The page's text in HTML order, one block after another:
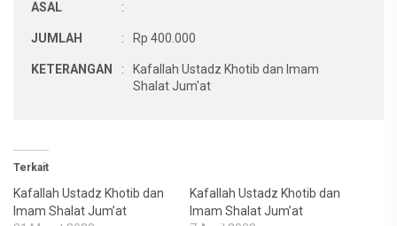
ASAL :
JUMLAH : Rp 400.000
KETERANGAN :
Kafallah Ustadz Khotib dan Imam
Shalat Jum'at
Terkait
Kafallah Ustadz Khotib dan
Imam Shalat Jum’at
Kafallah Ustadz Khotib dan
Imam Shalat Jum’at